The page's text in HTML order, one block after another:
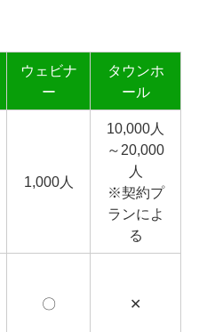
ウェビナ
ー
タウンホ
ール
1,000人
10,000人
～20,000
人
※契約プ
ランによ
る
〇 ✕